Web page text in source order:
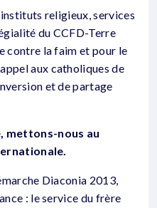
religieux, services
du CCFD-Terre
contre la faim et pour le
aux catholiques de
et de partage
mettons-nous au
Diaconia 2013,
: le service du frère